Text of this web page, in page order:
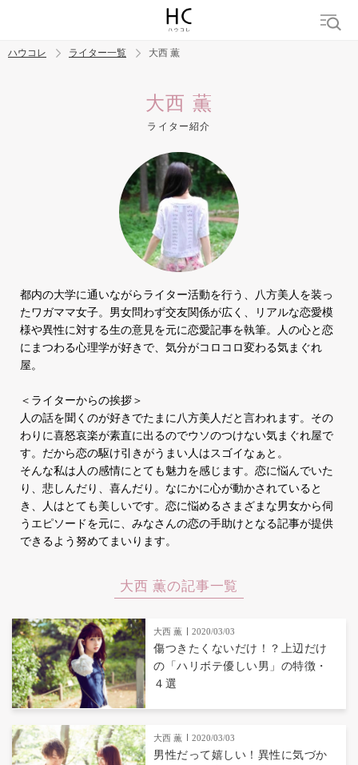
カップル 男の本音
ハウコレ ライター一覧 大西 薫
大西 薫
ライター紹介
都内の大学に通いながらライター活動を行う、八方美人を装っ
たワガママ女子。男女問わず交友関係が広く、リアルな恋愛模
様や異性に対する生の意見を元に恋愛記事を執筆。人の心と恋
にまつわる心理学が好きで、気分がコロコロ変わる気まぐれ
屋。
＜ライターからの挨拶＞
人の話を聞くのが好きでたまに八方美人だと言われます。その
わりに喜怒哀楽が素直に出るのでウソのつけない気まぐれ屋で
す。だから恋の駆け引きがうまい人はスゴイなぁと。
そんな私は人の感情にとても魅力を感じます。恋に悩んでいた
り、悲しんだり、喜んだり。なにかに心が動かされていると
き、人はとても美しいです。恋に悩めるさまざまな男女から伺
うエピソードを元に、みなさんの恋の手助けとなる記事が提供
できるよう努めてまいります。
大西 薫の記事一覧
大西 薫 2020/03/03
傷つきたくないだけ！？上辺だけ
の「ハリボテ優しい男」の特徴・
４選
大西 薫 2020/03/03
男性だって嬉しい！異性に気づか